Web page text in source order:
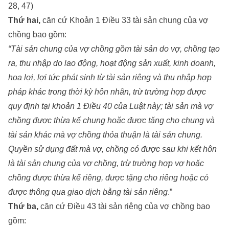
28, 47)
Thứ hai, căn cứ Khoản 1 Điều 33 tài sản chung của vợ
chồng bao gồm:
“Tài sản chung của vợ chồng gồm tài sản do vợ, chồng tạo
ra, thu nhập do lao động, hoạt động sản xuất, kinh doanh,
hoa lợi, lợi tức phát sinh từ tài sản riêng và thu nhập hợp
pháp khác trong thời kỳ hôn nhân, trừ trường hợp được
quy định tại khoản 1 Điều 40 của Luật này; tài sản mà vợ
chồng được thừa kế chung hoặc được tặng cho chung và
tài sản khác mà vợ chồng thỏa thuận là tài sản chung.
Quyền sử dụng đất mà vợ, chồng có được sau khi kết hôn
là tài sản chung của vợ chồng, trừ trường hợp vợ hoặc
chồng được thừa kế riêng, được tặng cho riêng hoặc có
được thông qua giao dịch bằng tài sản riêng.”
Thứ ba, căn cứ Điều 43 tài sản riêng của vợ chồng bao
gồm: